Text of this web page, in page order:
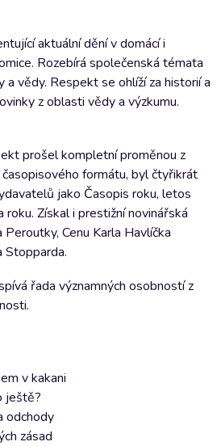
aktuální dění v domácí i
Rozebírá společenská témata
a vědy. Respekt se ohlíží za historií a
z oblasti vědy a výzkumu.
prošel kompletní proměnou z
formátu, byl čtyřikrát
jako Časopis roku, letos
Získal i prestižní novinářská
Peroutky, Cenu Karla Havlíčka
Stopparda.
řada významných osobností z
v kakani
ještě?
odchody
zásad